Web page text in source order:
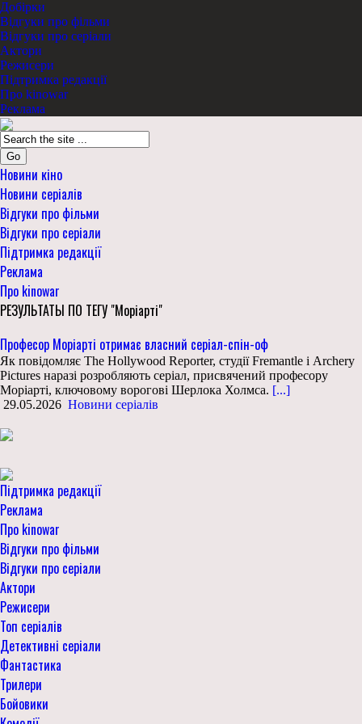
Добірки
Відгуки про фільми
Відгуки про серіали
Актори
Режисери
Підтримка редакції
Про kinowar
Реклама
Go
Новини кіно
Новини серіалів
Відгуки про фільми
Відгуки про серіали
Підтримка редакції
Реклама
Про kinowar
РЕЗУЛЬТАТЫ ПО ТЕГУ "Моріарті"
Професор Моріарті отримає власний серіал-спін-оф
Як повідомляє The Hollywood Reporter, студії Fremantle і Archery
Pictures наразі розробляють серіал, присвячений професору
Моріарті, ключовому ворогові Шерлока Холмса. [...]
29.05.2026 Новини серіалів
Підтримка редакції
Реклама
Про kinowar
Відгуки про фільми
Відгуки про серіали
Актори
Режисери
Топ серіалів
Детективні серіали
Фантастика
Трилери
Бойовики